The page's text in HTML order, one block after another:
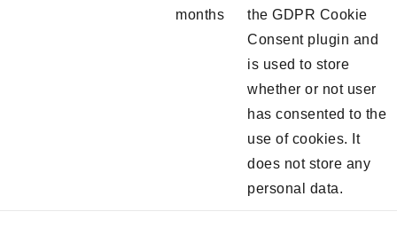
months
the GDPR Cookie
Consent plugin and
is used to store
whether or not user
has consented to the
use of cookies. It
does not store any
personal data.